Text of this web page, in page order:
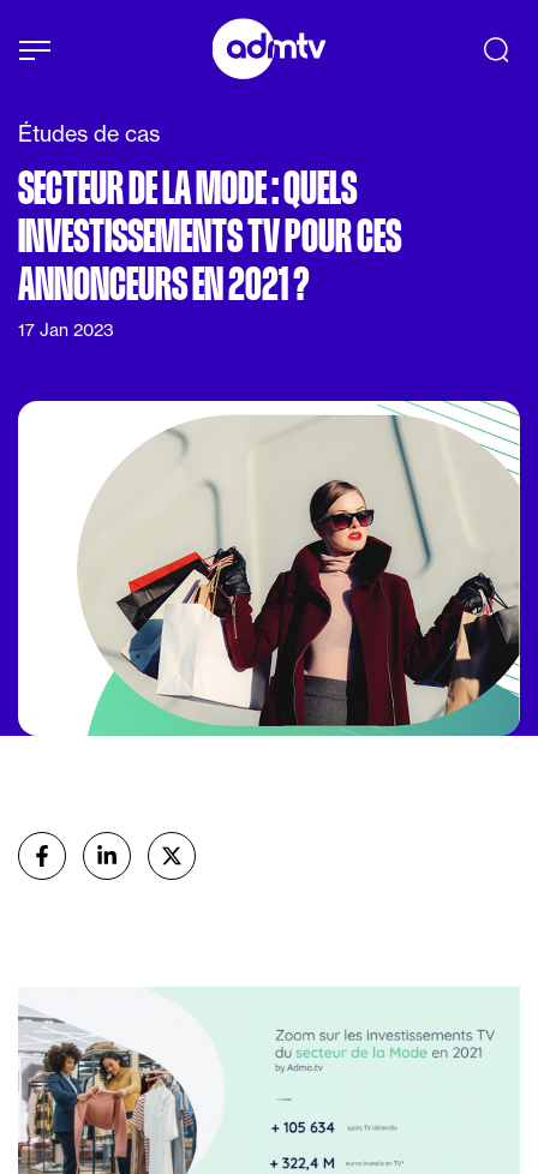
Aller au contenu principal
Études de cas
SECTEUR DE LA MODE : QUELS
INVESTISSEMENTS TV POUR CES
ANNONCEURS EN 2021 ?
17 Jan 2023
Partager
sur Facebook
sur Linkedinsur X (Twitter)
Panneau de gestion des cookies